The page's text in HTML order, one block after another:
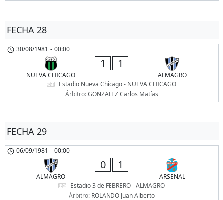
FECHA 28
30/08/1981 - 00:00
NUEVA CHICAGO
1 1
ALMAGRO
Estadio Nueva Chicago - NUEVA CHICAGO
Árbitro:GONZALEZ Carlos Matías
FECHA 29
06/09/1981 - 00:00
ALMAGRO
0 1
ARSENAL
Estadio 3 de FEBRERO - ALMAGRO
Árbitro: ROLANDO Juan Alberto